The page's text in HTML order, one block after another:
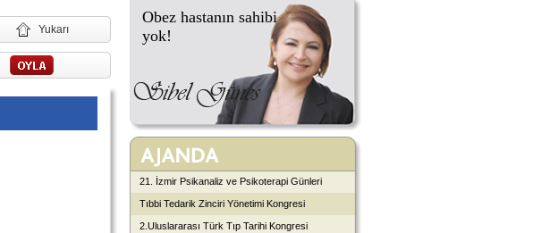
Yukarı
Obez hastanın sahibi
yok!
21. İzmir Psikanaliz ve Psikoterapi Günleri
Tıbbi Tedarik Zinciri Yönetimi Kongresi
2.Uluslararası Türk Tıp Tarihi Kongresi